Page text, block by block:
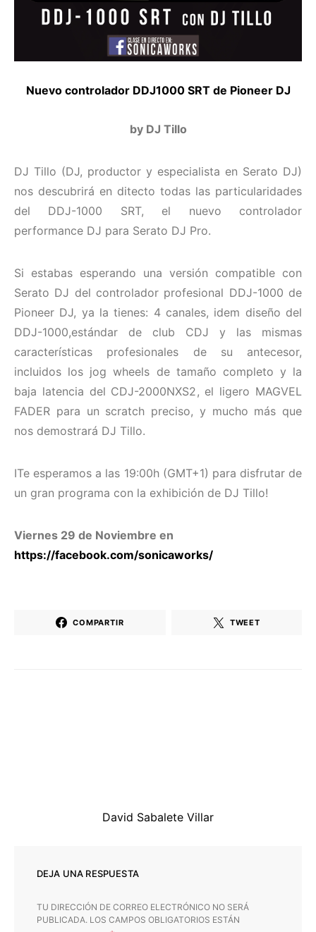
Nuevo controlador DDJ1000 SRT de Pioneer DJ
by DJ Tillo
DJ Tillo (DJ, productor y especialista en Serato DJ)
nos descubrirá en ditecto todas las particularidades
del DDJ-1000 SRT, el nuevo controlador
performance DJ para Serato DJ Pro.
Si estabas esperando una versión compatible con
Serato DJ del controlador profesional DDJ-1000 de
Pioneer DJ, ya la tienes: 4 canales, idem diseño del
DDJ-1000,estándar de club CDJ y las mismas
características profesionales de su antecesor,
incluidos los jog wheels de tamaño completo y la
baja latencia del CDJ-2000NXS2, el ligero MAGVEL
FADER para un scratch preciso, y mucho más que
nos demostrará DJ Tillo.
ITe esperamos a las 19:00h (GMT+1) para disfrutar de
un gran programa con la exhibición de DJ Tillo!
Viernes 29 de Noviembre en
https://facebook.com/sonicaworks/
COMPARTIR TWEET
David Sabalete Villar
DEJA UNA RESPUESTA
TU DIRECCIÓN DE CORREO ELECTRÓNICO NO SERÁ
PUBLICADA. LOS CAMPOS OBLIGATORIOS ESTÁN